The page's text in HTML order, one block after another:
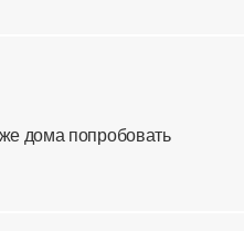
дома попробовать